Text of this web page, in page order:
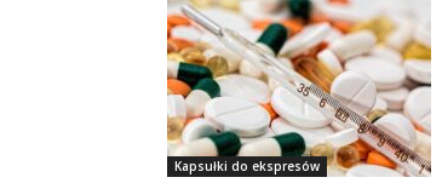
Kapsułki do ekspresów